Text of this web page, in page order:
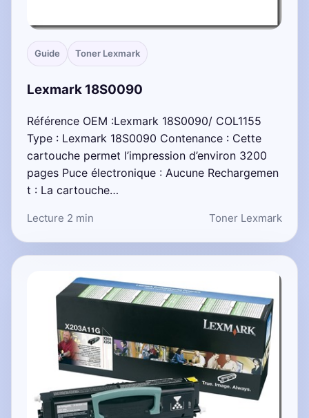
Guide Toner Lexmark
Lexmark 18S0090
Référence OEM :Lexmark 18S0090/ COL1155
Type : Lexmark 18S0090 Contenance : Cette
cartouche permet l’impression d’environ 3200
pages Puce électronique : Aucune Rechargemen
t : La cartouche…
Lecture 2 min Toner Lexmark